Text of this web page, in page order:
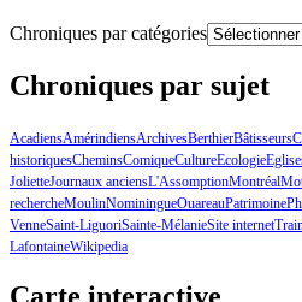
Chroniques par catégories
Chroniques par sujet
AcadiensAmérindiensArchivesBerthierBâtisseurs
historiquesCheminsComiqueCultureEcologie
JolietteJournaux anciensL'AssomptionMontréal
rechercheMoulinNominingueOuareauPatrimoine
VenneSaint-LiguoriSainte-MélanieSite internet
LafontaineWikipedia